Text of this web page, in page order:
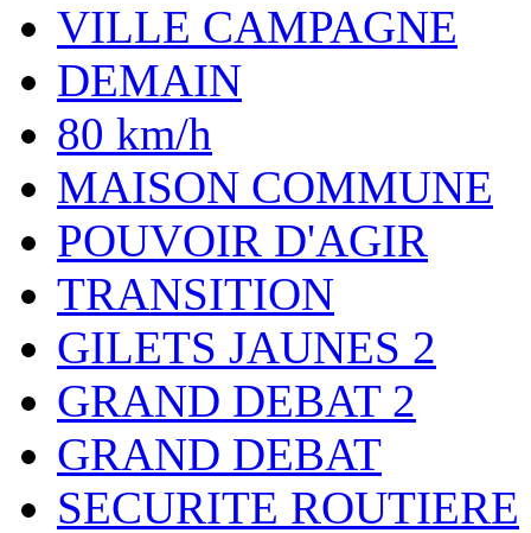
VILLE CAMPAGNE
DEMAIN
80 km/h
MAISON COMMUNE
POUVOIR D'AGIR
TRANSITION
GILETS JAUNES 2
GRAND DEBAT 2
GRAND DEBAT
SECURITE ROUTIERE